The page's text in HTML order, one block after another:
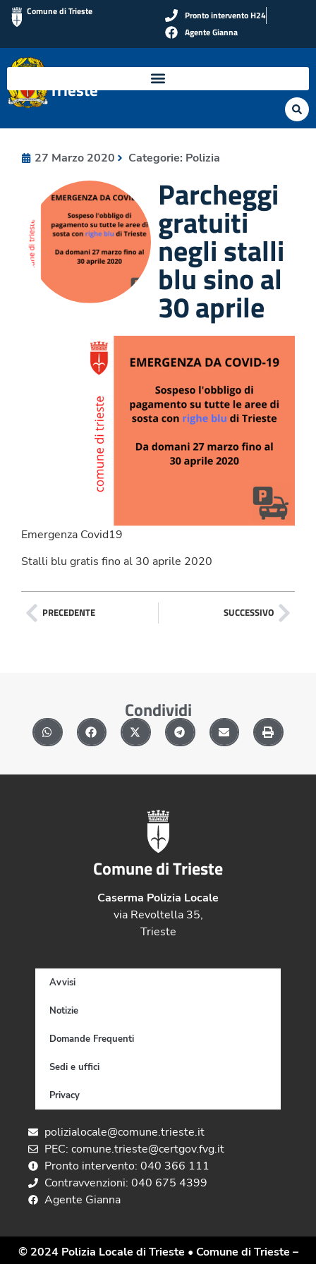
Comune di Trieste
Pronto intervento H24
Agente Gianna
Polizia Locale di
Trieste
27 Marzo 2020 Categorie: Polizia
Parcheggi
gratuiti
negli stalli
blu sino al
30 aprile
Emergenza Covid19
Stalli blu gratis fino al 30 aprile 2020
PRECEDENTE SUCCESSIVO
Condividi
Comune di Trieste
Caserma Polizia Locale
via Revoltella 35,
Trieste
Avvisi
Notizie
Domande Frequenti
Sedi e uffici
Privacy
polizialocale@comune.trieste.it
PEC: comune.trieste@certgov.fvg.it
Pronto intervento: 040 366 111
Contravvenzioni: 040 675 4399
Agente Gianna
© 2024 Polizia Locale di Trieste • Comune di Trieste –